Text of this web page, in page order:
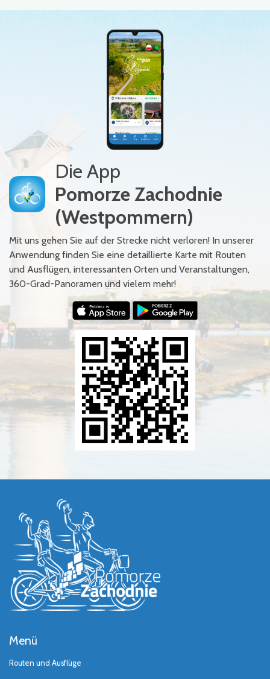
Die App
Pomorze Zachodnie
(Westpommern)
Mit uns gehen Sie auf der Strecke nicht verloren! In unserer
Anwendung finden Sie eine detaillierte Karte mit Routen
und Ausflügen, interessanten Orten und Veranstaltungen,
360-Grad-Panoramen und vielem mehr!
Menü
Routen und Ausflüge